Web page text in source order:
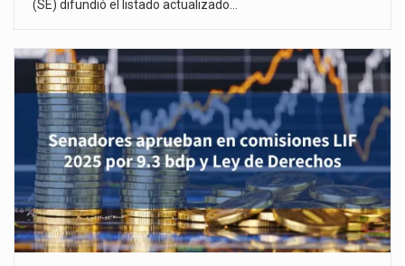
(SE) difundió el listado actualizado…